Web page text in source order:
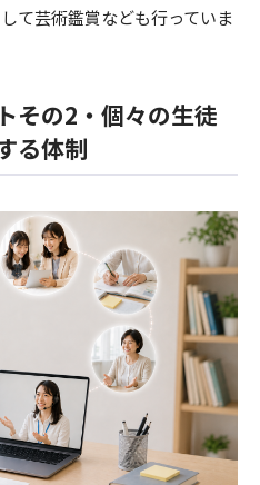
て芸術鑑賞なども行っていま
その2・個々の生徒
る体制